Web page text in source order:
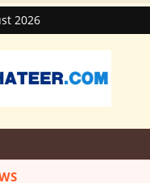
2026